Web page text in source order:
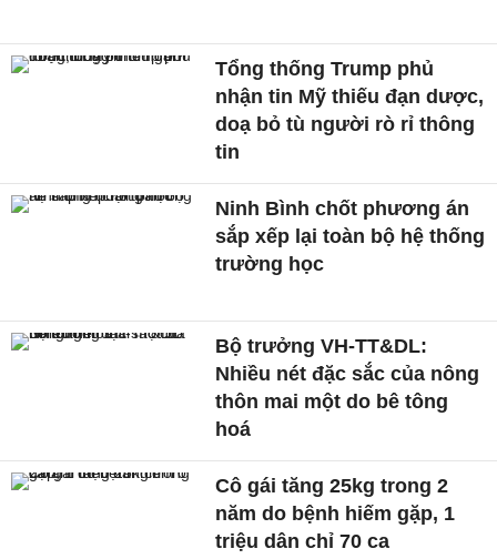
Tổng thống Trump phủ
nhận tin Mỹ thiếu đạn dược,
doạ bỏ tù người rò rỉ thông
tin
Ninh Bình chốt phương án
sắp xếp lại toàn bộ hệ thống
trường học
Bộ trưởng VH-TT&DL:
Nhiều nét đặc sắc của nông
thôn mai một do bê tông
hoá
Cô gái tăng 25kg trong 2
năm do bệnh hiếm gặp, 1
triệu dân chỉ 70 ca